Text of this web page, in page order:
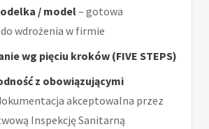
/ model– gotowa
wdrożenia w firmie
wg pięciu kroków (FIVE STEPS)
z obowiązującymi
akceptowalna przez
Inspekcję Sanitarną